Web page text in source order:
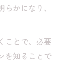
かになり、
ことで、必要
を知ることで